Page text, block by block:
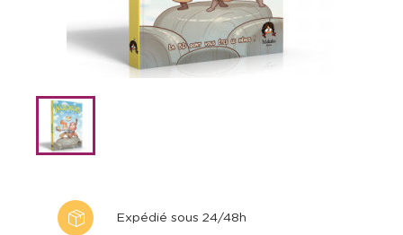
Expédié sous 24/48h